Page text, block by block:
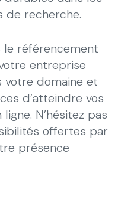
de recherche.
le référencement
entreprise
domaine et
d’atteindre vos
N’hésitez pas
offertes par
présence